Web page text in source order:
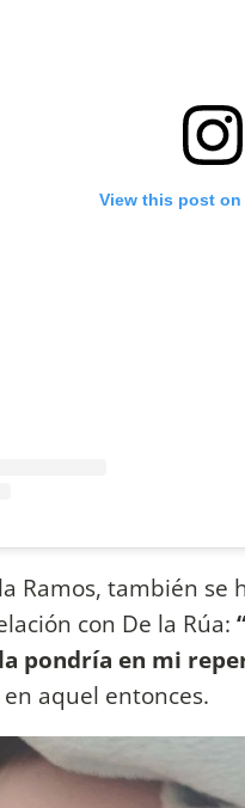
View this post on
Ramos, también
con De la Rúa:
pondría en mi
aquel entonces.